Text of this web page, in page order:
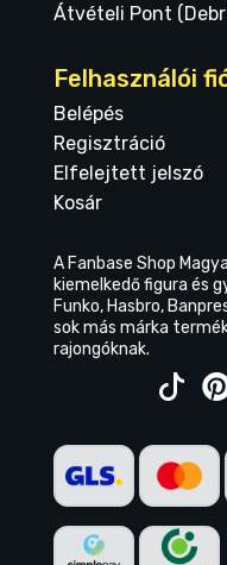
Átvételi Pont
Felhasználói
Belépés
Regisztráció
Elfelejtett jelszó
Kosár
A Fanbase Shop
kiemelkedő figura és
Funko, Hasbro,
sok más márka
rajongóknak.